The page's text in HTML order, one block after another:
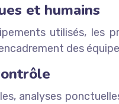
et humains
utilisés, les
des
analyses